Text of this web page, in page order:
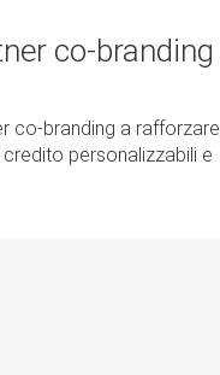
co-branding
co-branding a rafforzare
personalizzabili e